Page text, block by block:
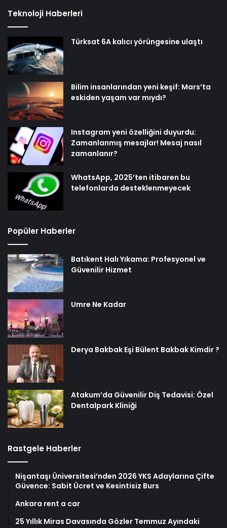
Teknoloji Haberleri
Türksat 6A kalıcı yörüngesine ulaştı
Bilim insanlarından yeni keşif: Mars’ta
eskiden yaşam var mıydı?
Instagram yeni özelliğini duyurdu:
Zamanlanmış mesajlar! Mesaj nasıl
zamanlanır?
WhatsApp, 2025’ten itibaren bu
telefonlarda desteklenmeyecek
Popüler Haberler
Batıkent Halı Yıkama: Profesyonel ve
Güvenilir Hizmet
Umre Ne Kadar
Derya Bakbak Eşi Bülent Bakbak Kimdir ?
Atakum’da Güvenilir Diş Tedavisi: Özel
Dentalpark Kliniği
Rastgele Haberler
Nişantaşı Üniversitesi’nden 2026 YKS Adaylarına Çifte
Güvence: Sabit Ücret ve Kesintisiz Burs
Ankara rent a car
25 Yıllık Miras Davasında Gözler Temmuz Ayındaki